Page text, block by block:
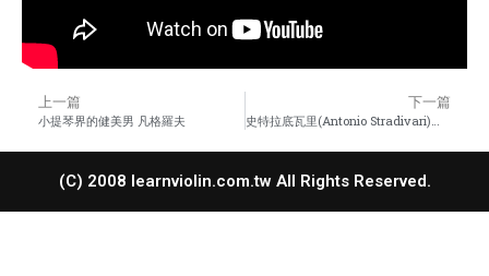
上一篇
小提琴界的健美男 凡格羅夫
下一篇
史特拉底瓦里(Antonio Stradivari)我的小星星
(C) 2008 learnviolin.com.tw All Rights Reserved.